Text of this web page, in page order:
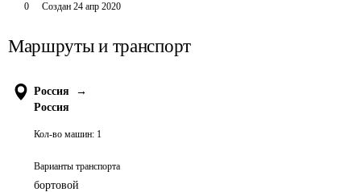
0 Создан 24 апр 2020
Маршруты и транспорт
Россия
→
Россия
Кол-во машин: 1
Варианты транспорта
бортовой